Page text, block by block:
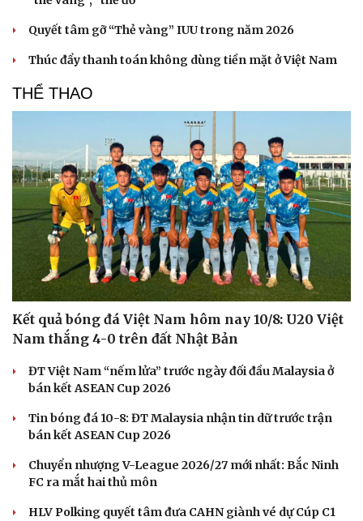
Văn hóa
Di sản
Thời trang
Sao Việt
Quyết tâm gỡ “Thẻ vàng” IUU trong năm 2026
Thúc đẩy thanh toán không dùng tiền mặt ở Việt Nam
THỂ THAO
Kết quả bóng đá Việt Nam hôm nay 10/8: U20 Việt
Nam thắng 4-0 trên đất Nhật Bản
ĐT Việt Nam “nếm lửa” trước ngày đối đầu Malaysia ở
bán kết ASEAN Cup 2026
Tin bóng đá 10-8: ĐT Malaysia nhận tin dữ trước trận
bán kết ASEAN Cup 2026
Chuyển nhượng V-League 2026/27 mới nhất: Bắc Ninh
FC ra mắt hai thủ môn
HLV Polking quyết tâm đưa CAHN giành vé dự Cúp C1